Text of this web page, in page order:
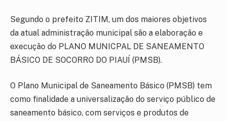
Segundo o prefeito ZITIM, um dos maiores objetivos
da atual administração municipal são a elaboração e
execução do PLANO MUNICPAL DE SANEAMENTO
BÁSICO DE SOCORRO DO PIAUÍ (PMSB).
O Plano Municipal de Saneamento Básico (PMSB) tem
como finalidade a universalização do serviço público de
saneamento básico, com serviços e produtos de